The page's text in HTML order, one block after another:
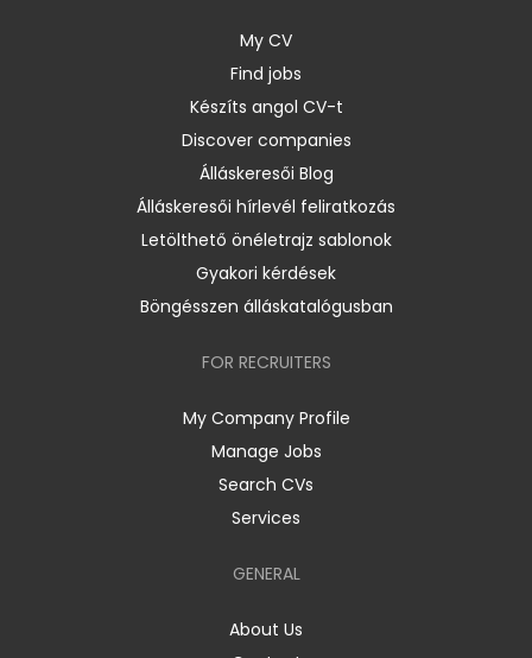
My CV
Find jobs
Készíts angol CV-t
Discover companies
Álláskeresői Blog
Álláskeresői hírlevél feliratkozás
Letölthető önéletrajz sablonok
Gyakori kérdések
Böngésszen álláskatalógusban
FOR RECRUITERS
My Company Profile
Manage Jobs
Search CVs
Services
GENERAL
About Us